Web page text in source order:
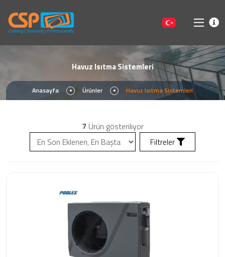
Havuz Isıtma Sistemleri
Anasayfa Ürünler Havuz Isıtma Sistemleri
7Ürün gösteriliyor
Filtreler